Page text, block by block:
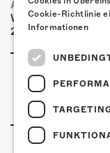
AIRBOURNE -
Wow, das ist ein
2026 für eine
Cookie-Richtlinie
Informationen